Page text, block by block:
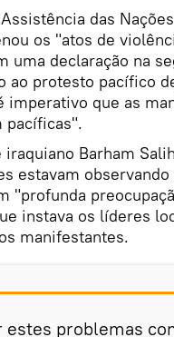
das
os "atos de
uma declaração na
ao protesto pacífico
imperativo que as
pacíficas".
iraquiano Barham
estavam observando
"profunda
instava os líderes
manifestantes.
estes problemas